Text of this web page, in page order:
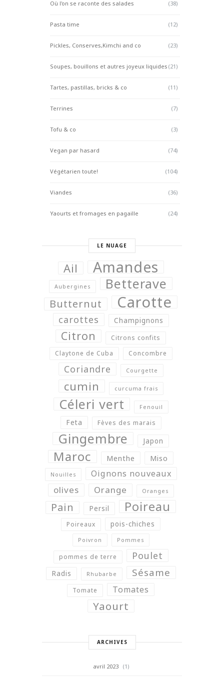
Où l'on se raconte des salades (38)
Pasta time (12)
Pickles, Conserves,Kimchi and co (23)
Soupes, bouillons et autres joyeux liquides (21)
Tartes, pastillas, bricks & co (11)
Terrines (7)
Tofu & co (3)
Vegan par hasard (74)
Végétarien toute! (104)
Viandes (36)
Yaourts et fromages en pagaille (24)
LE NUAGE
Ail Amandes
Aubergines Betterave
Butternut Carotte
carottes Champignons
Citron
Citrons confits
Claytone de Cuba
Concombre
Coriandre Courgette
cumin curcuma frais
Céleri vert Fenouil
Feta Fèves des marais
Gingembre Japon
Maroc Menthe Miso
Nouilles Oignons nouveaux
olives Orange Oranges
Pain Persil Poireau
Poireaux pois-chiches
Poivron Pommes
pommes de terre Poulet
Radis Rhubarbe Sésame
Tomate Tomates
Yaourt
ARCHIVES
avril 2023 (1)